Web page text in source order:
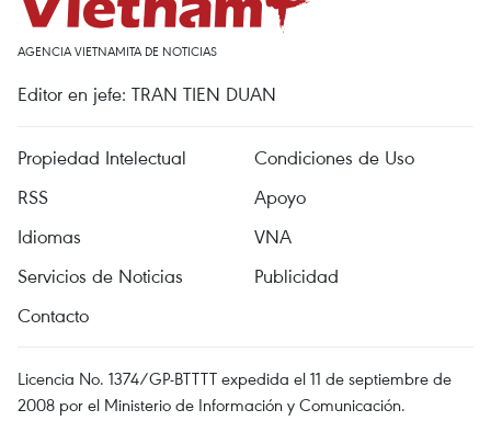
AGENCIA VIETNAMITA DE NOTICIAS
Editor en jefe: TRAN TIEN DUAN
Propiedad Intelectual
Condiciones de Uso
RSS
Apoyo
Idiomas
VNA
Servicios de Noticias
Publicidad
Contacto
Licencia No. 1374/GP-BTTTT expedida el 11 de septiembre de
2008 por el Ministerio de Información y Comunicación.